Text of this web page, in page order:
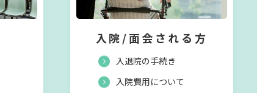
入院/面会される方
入退院の手続き
入院費用について